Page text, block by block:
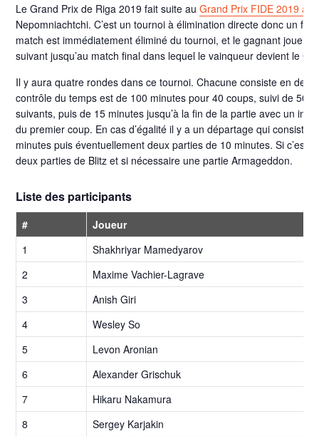
Le Grand Prix de Riga 2019 fait suite auGrand Prix FIDE 2019 à
Nepomniachtchi. C’est un tournoi à élimination directe donc un
match est immédiatement éliminé du tournoi, et le gagnant joue
suivant jusqu’au match final dans lequel le vainqueur devient le
Il y aura quatre rondes dans ce tournoi. Chacune consiste en
contrôle du temps est de 100 minutes pour 40 coups, suivi de 50
suivants, puis de 15 minutes jusqu’à la fin de la partie avec un
du premier coup. En cas d’égalité il y a un départage qui consiste
minutes puis éventuellement deux parties de 10 minutes. Si c’est
deux parties de Blitz et si nécessaire une partie Armageddon.
Liste des participants
#
Joueur
1
Shakhriyar Mamedyarov
2
Maxime Vachier-Lagrave
3
Anish Giri
4
Wesley So
5
Levon Aronian
6
Alexander Grischuk
7
Hikaru Nakamura
8
Sergey Karjakin